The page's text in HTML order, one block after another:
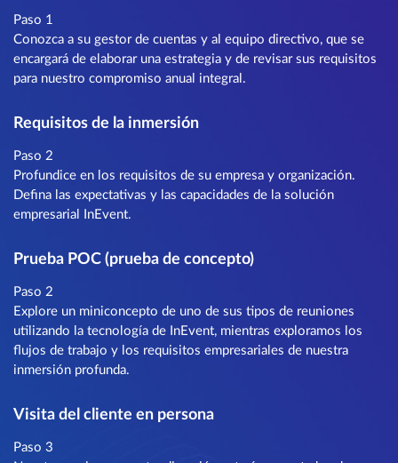
Paso 1
Conozca a su gestor de cuentas y al equipo directivo, que se
encargará de elaborar una estrategia y de revisar sus requisitos
para nuestro compromiso anual integral.
Requisitos de la inmersión
Paso 2
Profundice en los requisitos de su empresa y organización.
Defina las expectativas y las capacidades de la solución
empresarial InEvent.
Prueba POC (prueba de concepto)
Paso 2
Explore un miniconcepto de uno de sus tipos de reuniones
utilizando la tecnología de InEvent, mientras exploramos los
flujos de trabajo y los requisitos empresariales de nuestra
inmersión profunda.
Visita del cliente en persona
Paso 3